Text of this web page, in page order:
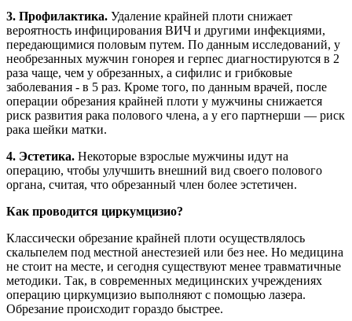
3. Профилактика. Удаление крайней плоти снижает
вероятность инфицирования ВИЧ и другими инфекциями,
передающимися половым путем. По данным исследований, у
необрезанных мужчин гонорея и герпес диагностируются в 2
раза чаще, чем у обрезанных, а сифилис и грибковые
заболевания - в 5 раз. Кроме того, по данным врачей, после
операции обрезания крайней плоти у мужчины снижается
риск развития рака полового члена, а у его партнерши — риск
рака шейки матки.
4. Эстетика. Некоторые взрослые мужчины идут на
операцию, чтобы улучшить внешний вид своего полового
органа, считая, что обрезанный член более эстетичен.
Как проводится циркумцизио?
Классически обрезание крайней плоти осуществлялось
скальпелем под местной анестезией или без нее. Но медицина
не стоит на месте, и сегодня существуют менее травматичные
методики. Так, в современных медицинских учреждениях
операцию циркумцизио выполняют с помощью лазера.
Обрезание происходит гораздо быстрее.